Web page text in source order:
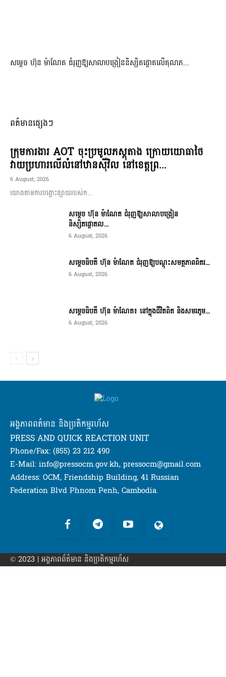
សម្តេច ហ៊ុន ម៉ាណែត ជំរុញឱ្យសាលាបង្រៀននិស្សិតផ្តោតលើគុណភ...
ពត៌មានផ្សេងៗ
ក្រុមការងារ AOT ចុះប្រមូលភស្តុតាង ក្រោយយោធាថៃ
វាយប្រហារលើលំនៅឋានស៊ីវិល នៅខេត្តព្រ...
6 August, 2026
យោងតាមការបង្ហោះផ្សាយរបស់ក...
សម្តេច ហ៊ុន ម៉ាណែត ជំរុញឱ្យសាលាបង្រៀន
និស្សិតផ្តោតល...
6 August, 2026
សម្តេចធិបតី ហ៊ុន ម៉ាណែត ជំរុញឱ្យបណ្តុះសមត្ថភាពពិតរ...
6 August, 2026
សម្តេចធិបតី ហ៊ុន ម៉ាណែត៖ នៅក្នុងជីវិតពិត និងសមរភូម...
6 August, 2026
អង្គភាពពត៌មាន និងប្រតិកម្មរហ័ស
PRESS AND QUICK REACTION UNIT
Phone/Fax: (855) 23 212 490
E-Mail: info@pressocm.gov.kh, pressocm@gmail.com
Address: OCM, Friendship Building, 41 Russian
Federation Blvd Phnom Penh, Cambodia.
© 2023 | អង្គភាព​ព័ត៌មាន​ និងប្រតិកម្មរហ័ស